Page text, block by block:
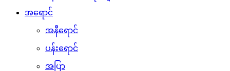
အရောင်
အနီရောင်
ပန်းရောင်
အပြာ